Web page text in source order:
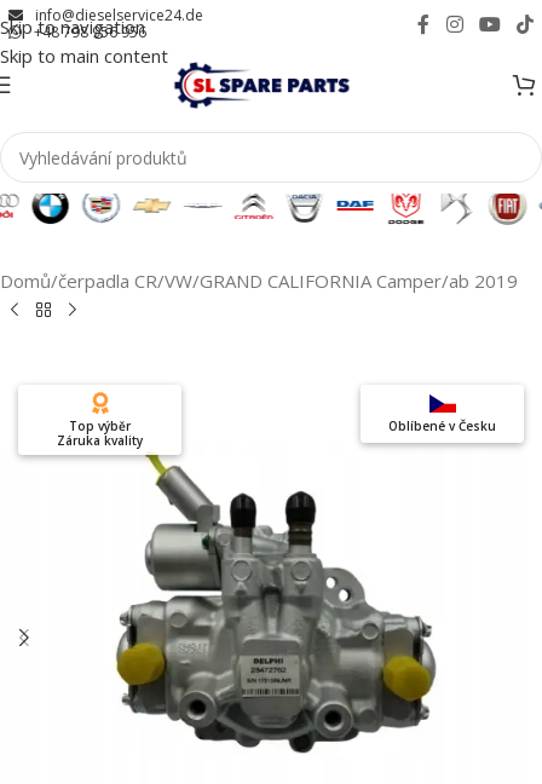
Skip to navigation
Skip to main content
info@dieselservice24.de
+48 798 956 956
Domů/čerpadla CR/VW/GRAND CALIFORNIA Camper/ab 2019
Oblíbené v Česku
Top výběr
Záruka kvality